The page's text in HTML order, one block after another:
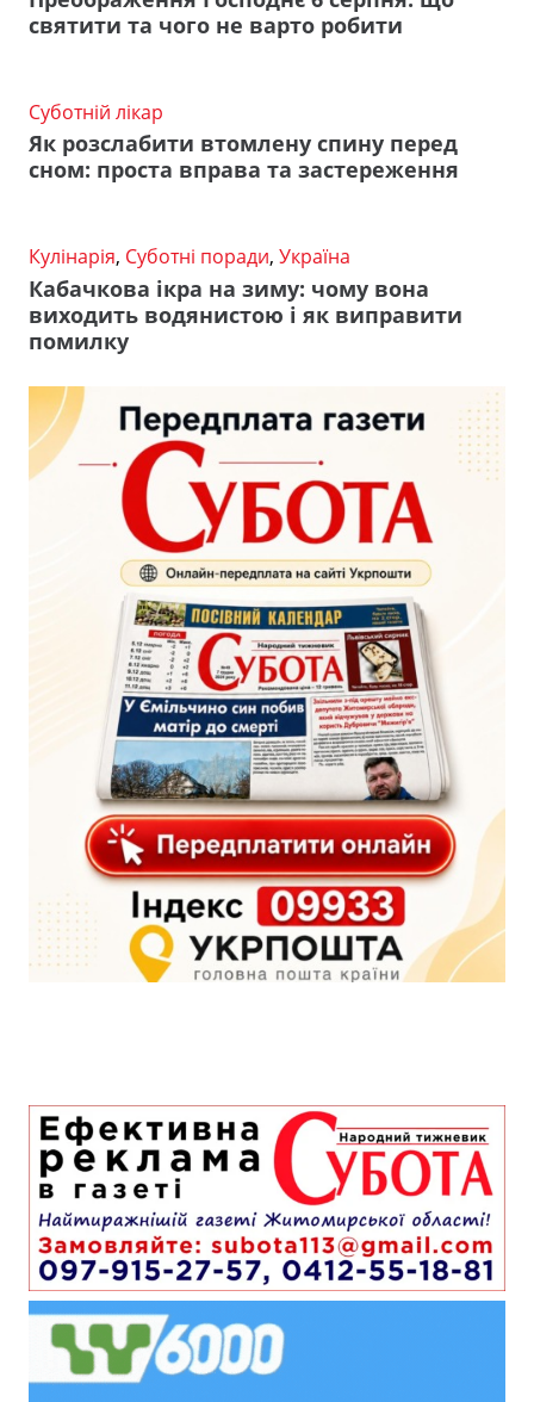
святити та чого не варто робити
Суботній лікар
Як розслабити втомлену спину перед
сном: проста вправа та застереження
Кулінарія, Суботні поради, Україна
Кабачкова ікра на зиму: чому вона
виходить водянистою і як виправити
помилку